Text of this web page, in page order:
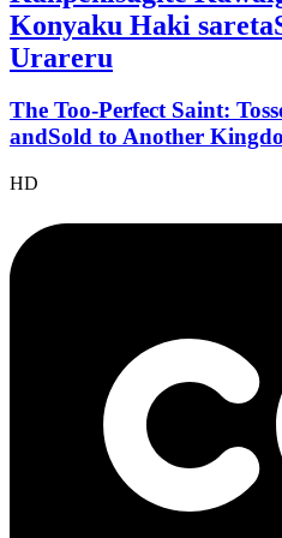
Konyaku Haki
Urareru
The Too-Perfect Saint:
andSold to Another
HD